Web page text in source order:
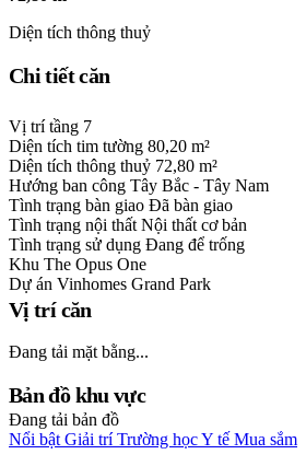
Diện tích thông thuỷ
Chi tiết căn
Vị trí tầng 7
Diện tích tim tường 80,20 m²
Diện tích thông thuỷ 72,80 m²
Hướng ban công Tây Bắc - Tây Nam
Tình trạng bàn giao Đã bàn giao
Tình trạng nội thất Nội thất cơ bản
Tình trạng sử dụng Đang để trống
Khu The Opus One
Dự án Vinhomes Grand Park
Vị trí căn
Đang tải mặt bằng...
Bản đồ khu vực
Đang tải bản đồ
Nổi bật Giải trí Trường họcY tế Mua sắm